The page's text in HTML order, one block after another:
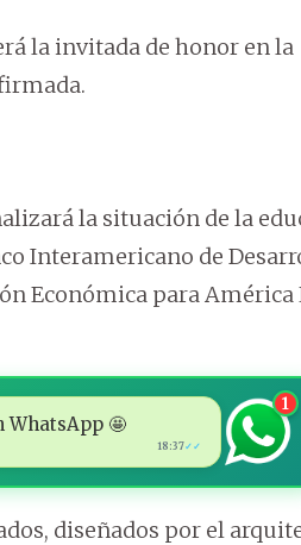
la invitada de honor en la
la situación de la
Interamericano de
Económica para
WhatsApp 🤩
18:37✓✓
1
diseñados por el